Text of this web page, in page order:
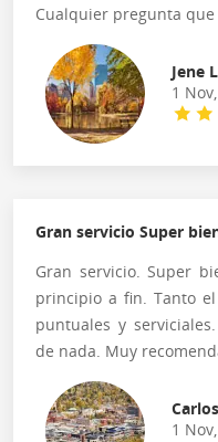
Cualquier pregunta que
Jene
1
Gran servicio Super
Gran servicio. Super
principio a fin. Tanto
puntuales y
de nada. Muy
1